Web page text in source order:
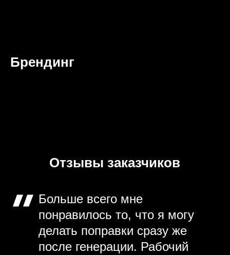
Брендинг
Отзывы заказчиков
Больше всего мне
понравилось то, что я могу
делать поправки сразу же
после генерации. Рабочий